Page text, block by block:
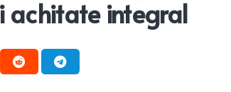
achitate integral